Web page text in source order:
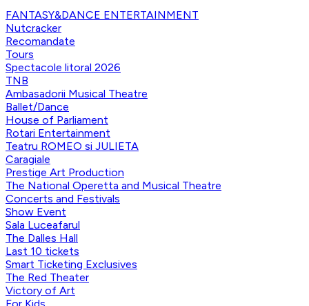
FANTASY&DANCE ENTERTAINMENT
Nutcracker
Recomandate
Tours
Spectacole litoral 2026
TNB
Ambasadorii Musical Theatre
Ballet/Dance
House of Parliament
Rotari Entertainment
Teatru ROMEO si JULIETA
Caragiale
Prestige Art Production
The National Operetta and Musical Theatre
Concerts and Festivals
Show Event
Sala Luceafarul
The Dalles Hall
Last 10 tickets
Smart Ticketing Exclusives
The Red Theater
Victory of Art